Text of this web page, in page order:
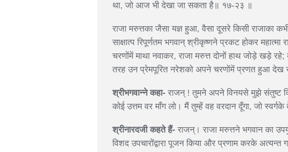
था, जो आज भी देखा जा सकता है॥ १७-२३ ॥
राजा मरुत्तका जैसा यज्ञ हुआ, वैसा दूसरे किसी राजाका
साक्षात्प रिपूर्णतम भगवान् श्रीकृष्णने प्रकट होकर
चरणोंमें माथा नवाकर, राजा मरुत्त दोनों हाथ जोड़े खड़े
तरह उन प्रेमपूरित नरेशको अपने चरणोंमें प्रणत हुआ देख
श्रीभगवान्ने कहा-राजन् ! तुमने अपने विनयसे मुझे संतुष्ट
कोई उत्तम वर माँग लो। मैं तुम्हें वह वरदान दूँगा, जो
श्रीनारदजी कहते हैं-राजन्। राजा मरुत्तने भगवान का
विशद उपचारोंद्वारा पूजन किया और प्रणाम करके अत्यन्त